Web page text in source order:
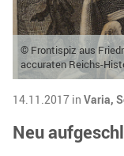
© Frontispiz aus
accuraten Reichs-
14.11.2017 in Varia,
Neu